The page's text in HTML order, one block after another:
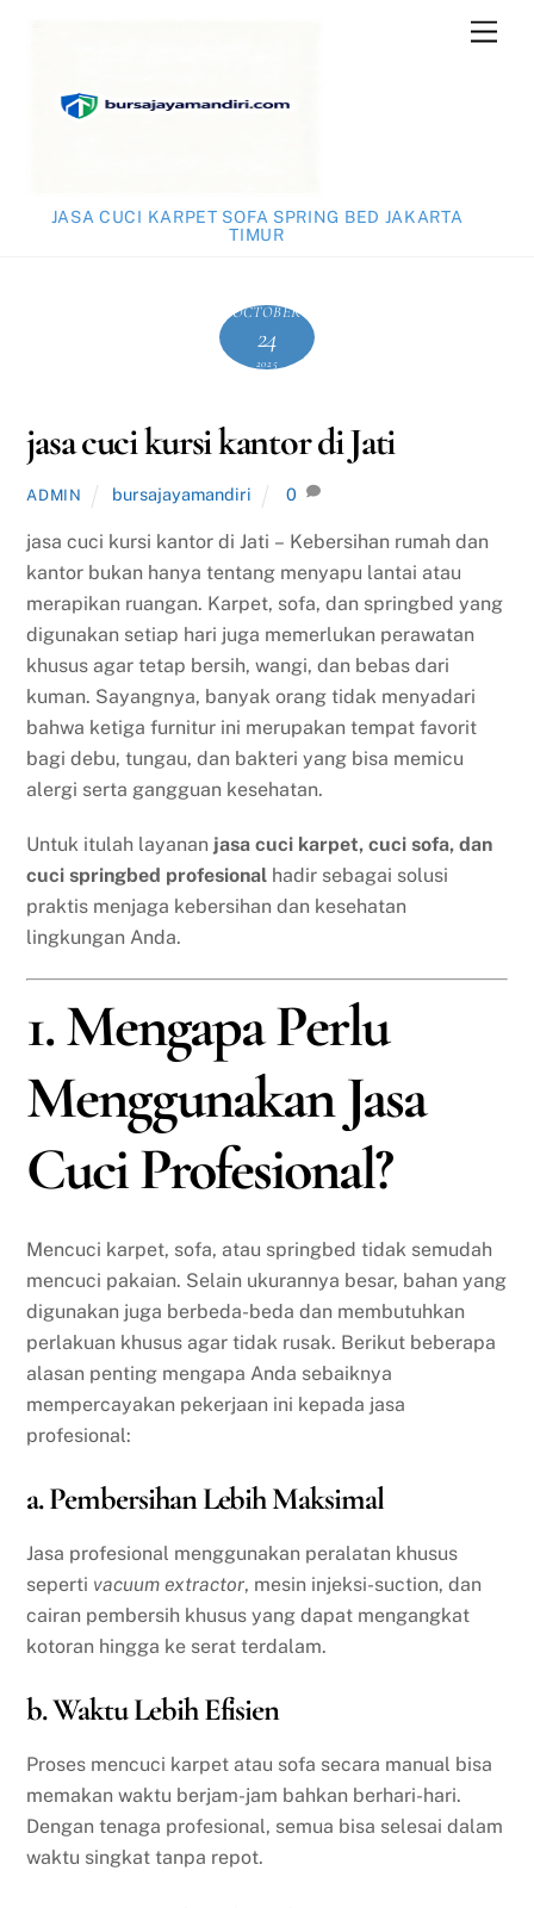
JASA CUCI KARPET SOFA SPRING BED JAKARTA
TIMUR
OCTOBER
24
2025
jasa cuci kursi kantor di Jati
ADMIN bursajayamandiri 0
jasa cuci kursi kantor di Jati – Kebersihan rumah dan
kantor bukan hanya tentang menyapu lantai atau
merapikan ruangan. Karpet, sofa, dan springbed yang
digunakan setiap hari juga memerlukan perawatan
khusus agar tetap bersih, wangi, dan bebas dari
kuman. Sayangnya, banyak orang tidak menyadari
bahwa ketiga furnitur ini merupakan tempat favorit
bagi debu, tungau, dan bakteri yang bisa memicu
alergi serta gangguan kesehatan.
Untuk itulah layanan jasa cuci karpet, cuci sofa, dan
cuci springbed profesional hadir sebagai solusi
praktis menjaga kebersihan dan kesehatan
lingkungan Anda.
1. Mengapa Perlu
Menggunakan Jasa
Cuci Profesional?
Mencuci karpet, sofa, atau springbed tidak semudah
mencuci pakaian. Selain ukurannya besar, bahan yang
digunakan juga berbeda-beda dan membutuhkan
perlakuan khusus agar tidak rusak. Berikut beberapa
alasan penting mengapa Anda sebaiknya
mempercayakan pekerjaan ini kepada jasa
profesional:
a. Pembersihan Lebih Maksimal
Jasa profesional menggunakan peralatan khusus
seperti vacuum extractor, mesin injeksi-suction, dan
cairan pembersih khusus yang dapat mengangkat
kotoran hingga ke serat terdalam.
b. Waktu Lebih Efisien
Proses mencuci karpet atau sofa secara manual bisa
memakan waktu berjam-jam bahkan berhari-hari.
Dengan tenaga profesional, semua bisa selesai dalam
waktu singkat tanpa repot.